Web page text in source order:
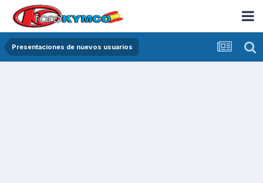
Presentaciones de nuevos usuarios